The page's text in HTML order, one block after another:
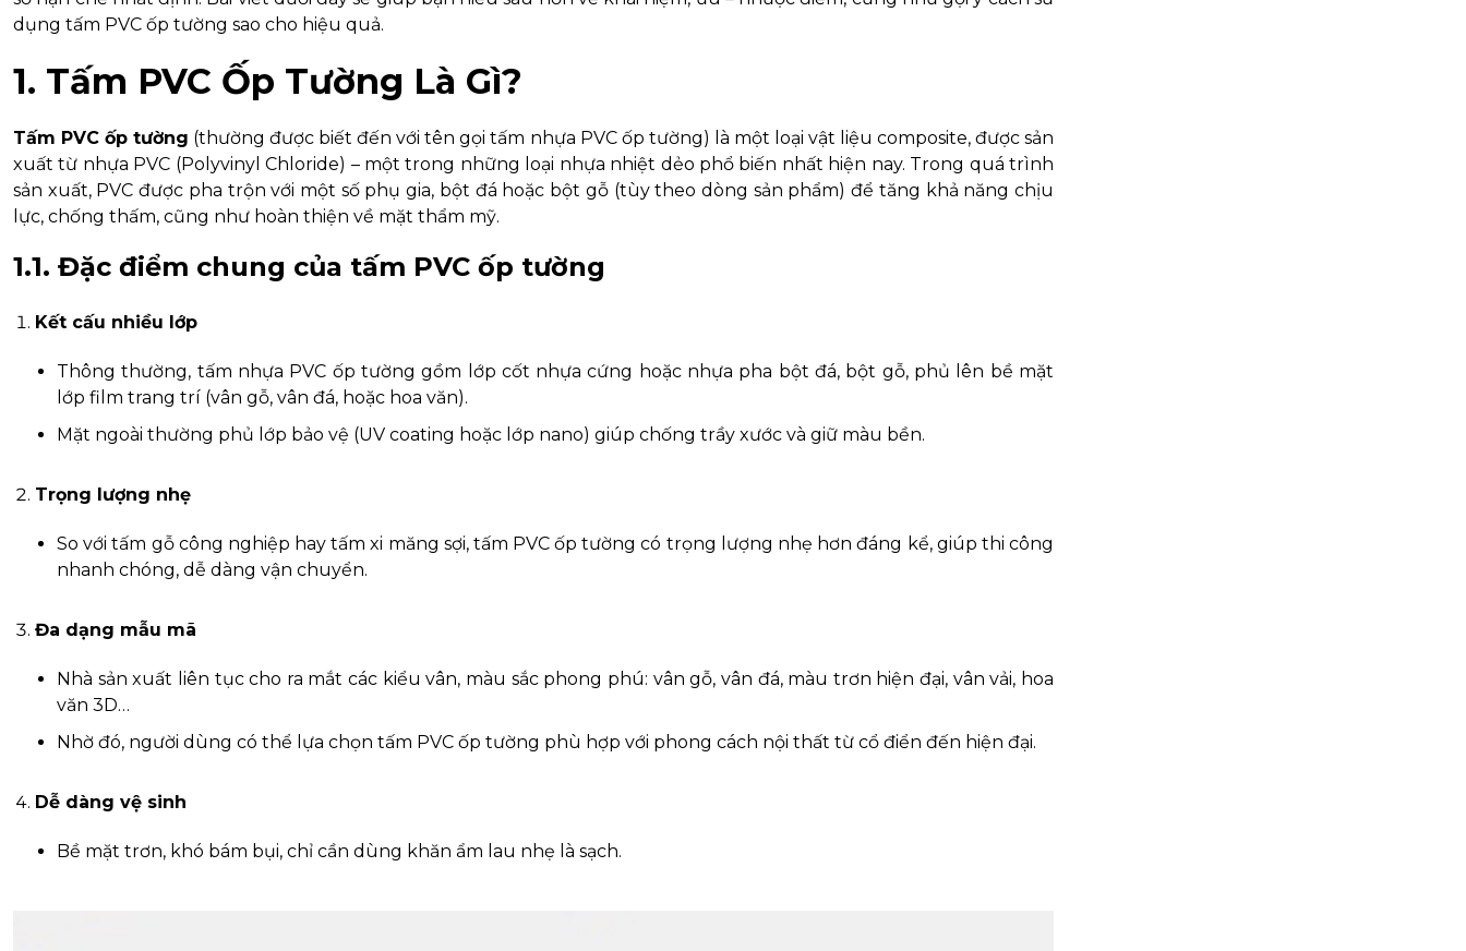
dụng tấm PVC ốp tường sao cho hiệu quả.
1. Tấm PVC Ốp Tường Là Gì?
Tấm PVC ốp tường (thường được biết đến với tên gọi tấm nhựa PVC ốp tường) là một loại vật liệu composite, được sản
xuất từ nhựa PVC (Polyvinyl Chloride) – một trong những loại nhựa nhiệt dẻo phổ biến nhất hiện nay. Trong quá trình
sản xuất, PVC được pha trộn với một số phụ gia, bột đá hoặc bột gỗ (tùy theo dòng sản phẩm) để tăng khả năng chịu
lực, chống thấm, cũng như hoàn thiện về mặt thẩm mỹ.
1.1. Đặc điểm chung của tấm PVC ốp tường
Kết cấu nhiều lớp
Thông thường, tấm nhựa PVC ốp tường gồm lớp cốt nhựa cứng hoặc nhựa pha bột đá, bột gỗ, phủ lên bề mặt
lớp film trang trí (vân gỗ, vân đá, hoặc hoa văn).
Mặt ngoài thường phủ lớp bảo vệ (UV coating hoặc lớp nano) giúp chống trầy xước và giữ màu bền.
Trọng lượng nhẹ
So với tấm gỗ công nghiệp hay tấm xi măng sợi, tấm PVC ốp tường có trọng lượng nhẹ hơn đáng kể, giúp thi công
nhanh chóng, dễ dàng vận chuyển.
Đa dạng mẫu mã
Nhà sản xuất liên tục cho ra mắt các kiểu vân, màu sắc phong phú: vân gỗ, vân đá, màu trơn hiện đại, vân vải, hoa
văn 3D…
Nhờ đó, người dùng có thể lựa chọn tấm PVC ốp tường phù hợp với phong cách nội thất từ cổ điển đến hiện đại.
Dễ dàng vệ sinh
Bề mặt trơn, khó bám bụi, chỉ cần dùng khăn ẩm lau nhẹ là sạch.